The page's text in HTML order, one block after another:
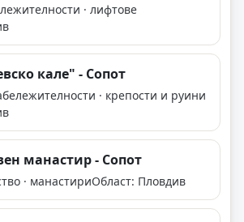
· лифтове
кале" - Сопот
· крепости и руини
манастир - Сопот
· манастириОбласт: Пловдив